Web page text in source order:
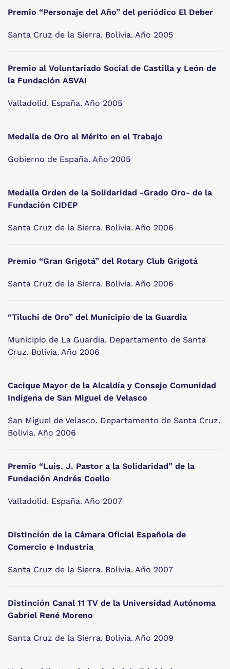
Premio “Personaje del Año” del periódico El Deber
Santa Cruz de la Sierra. Bolivia. Año 2005
Premio al Voluntariado Social de Castilla y León de
la Fundación ASVAI
Valladolid. España. Año 2005
Medalla de Oro al Mérito en el Trabajo
Gobierno de España. Año 2005
Medalla Orden de la Solidaridad -Grado Oro- de la
Fundación CIDEP
Santa Cruz de la Sierra. Bolivia. Año 2006
Premio “Gran Grigotá” del Rotary Club Grigotá
Santa Cruz de la Sierra. Bolivia. Año 2006
“Tiluchi de Oro” del Municipio de la Guardia
Municipio de La Guardia. Departamento de Santa
Cruz. Bolivia. Año 2006
Cacique Mayor de la Alcaldía y Consejo Comunidad
Indígena de San Miguel de Velasco
San Miguel de Velasco. Departamento de Santa Cruz.
Bolivia. Año 2006
Premio “Luis. J. Pastor a la Solidaridad” de la
Fundación Andrés Coello
Valladolid. España. Año 2007
Distinción de la Cámara Oficial Española de
Comercio e Industria
Santa Cruz de la Sierra. Bolivia. Año 2007
Distinción Canal 11 TV de la Universidad Autónoma
Gabriel René Moreno
Santa Cruz de la Sierra. Bolivia. Año 2009